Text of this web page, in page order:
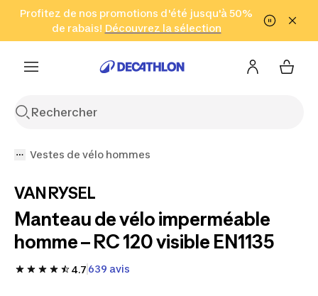
Aller à la recherche Aller au contenu Aller au pied de
Profitez de nos promotions d'été jusqu'à 50%
de rabais! Découvrez la sélection
Cliquez ici
en seulement 2 h!
(Zones sélectionnées)
Vestes de vélo hommes
VAN RYSEL
Manteau de vélo imperméable
homme – RC 120 visible EN1135
4.7 639 avis